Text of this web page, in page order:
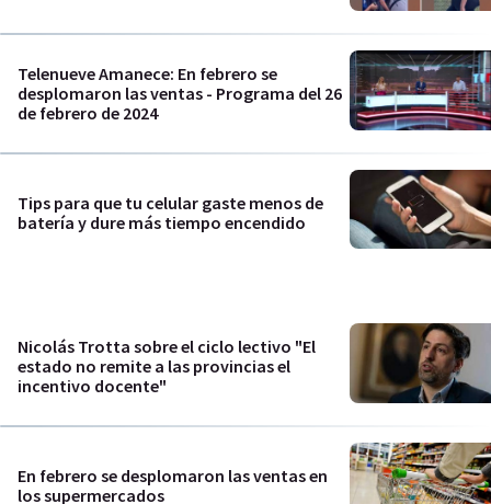
Telenueve Amanece: En febrero se
desplomaron las ventas - Programa del 26
de febrero de 2024
Tips para que tu celular gaste menos de
batería y dure más tiempo encendido
Nicolás Trotta sobre el ciclo lectivo "El
estado no remite a las provincias el
incentivo docente"
En febrero se desplomaron las ventas en
los supermercados